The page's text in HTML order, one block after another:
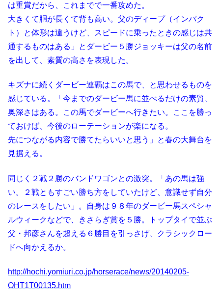
は重賞だから、これまでで一番攻めた。
大きくて胴が長くて背も高い。父のディープ（インパク
ト）と体形は違うけど、スピードに乗ったときの感じは共
通するものはある」とダービー５勝ジョッキーは父の名前
を出して、素質の高さを表現した。
キズナに続くダービー連覇はこの馬で、と思わせるものを
感じている。「今までのダービー馬に並べるだけの素質、
奥深さはある。この馬でダービーへ行きたい。ここを勝っ
ておけば、今後のローテーションが楽になる。
先につながる内容で勝てたらいいと思う」と春の大舞台を
見据える。
同じく２戦２勝のバンドワゴンとの激突。「あの馬は強
い。２戦ともすごい勝ち方をしていたけど、意識せず自分
のレースをしたい」。自身は９８年のダービー馬スペシャ
ルウィークなどで、きさらぎ賞を５勝。トップタイで並ぶ
父・邦彦さんを超える６勝目を引っさげ、クラシックロー
ドへ向かえるか。
http://hochi.yomiuri.co.jp/horserace/news/20140205-
OHT1T00135.htm